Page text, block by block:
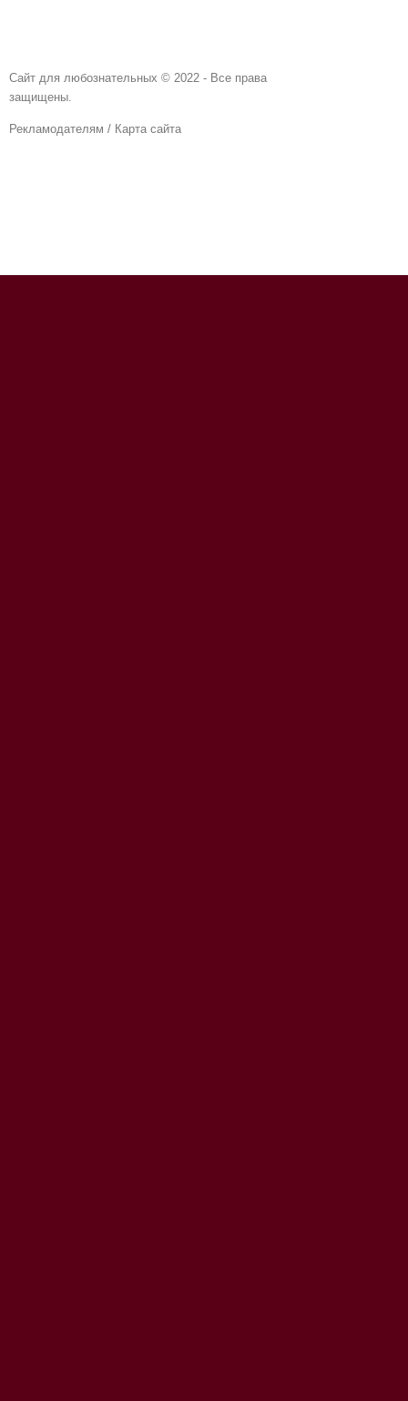
Сайт для любознательных © 2022 - Все права
защищены.
Рекламодателям / Карта сайта